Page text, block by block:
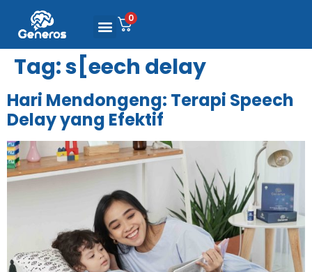
0
Tag:s[eech delay
Hari Mendongeng: Terapi Speech
Delay yang Efektif